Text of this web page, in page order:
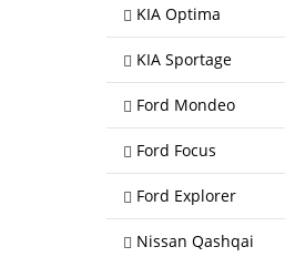
KIA Optima
KIA Sportage
Ford Mondeo
Ford Focus
Ford Explorer
Nissan Qashqai